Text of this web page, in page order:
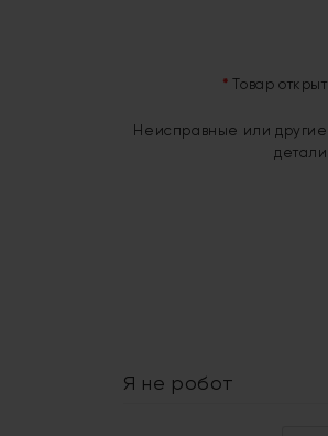
Товар открыт
Неисправные или другие
детали
Я не робот